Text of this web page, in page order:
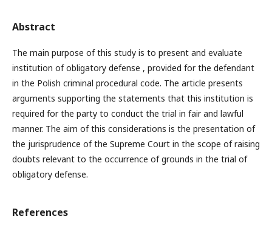
Abstract
The main purpose of this study is to present and evaluate
institution of obligatory defense , provided for the defendant
in the Polish criminal procedural code. The article presents
arguments supporting the statements that this institution is
required for the party to conduct the trial in fair and lawful
manner. The aim of this considerations is the presentation of
the jurisprudence of the Supreme Court in the scope of raising
doubts relevant to the occurrence of grounds in the trial of
obligatory defense.
References